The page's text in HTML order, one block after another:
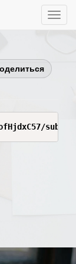
Toggle
sub/